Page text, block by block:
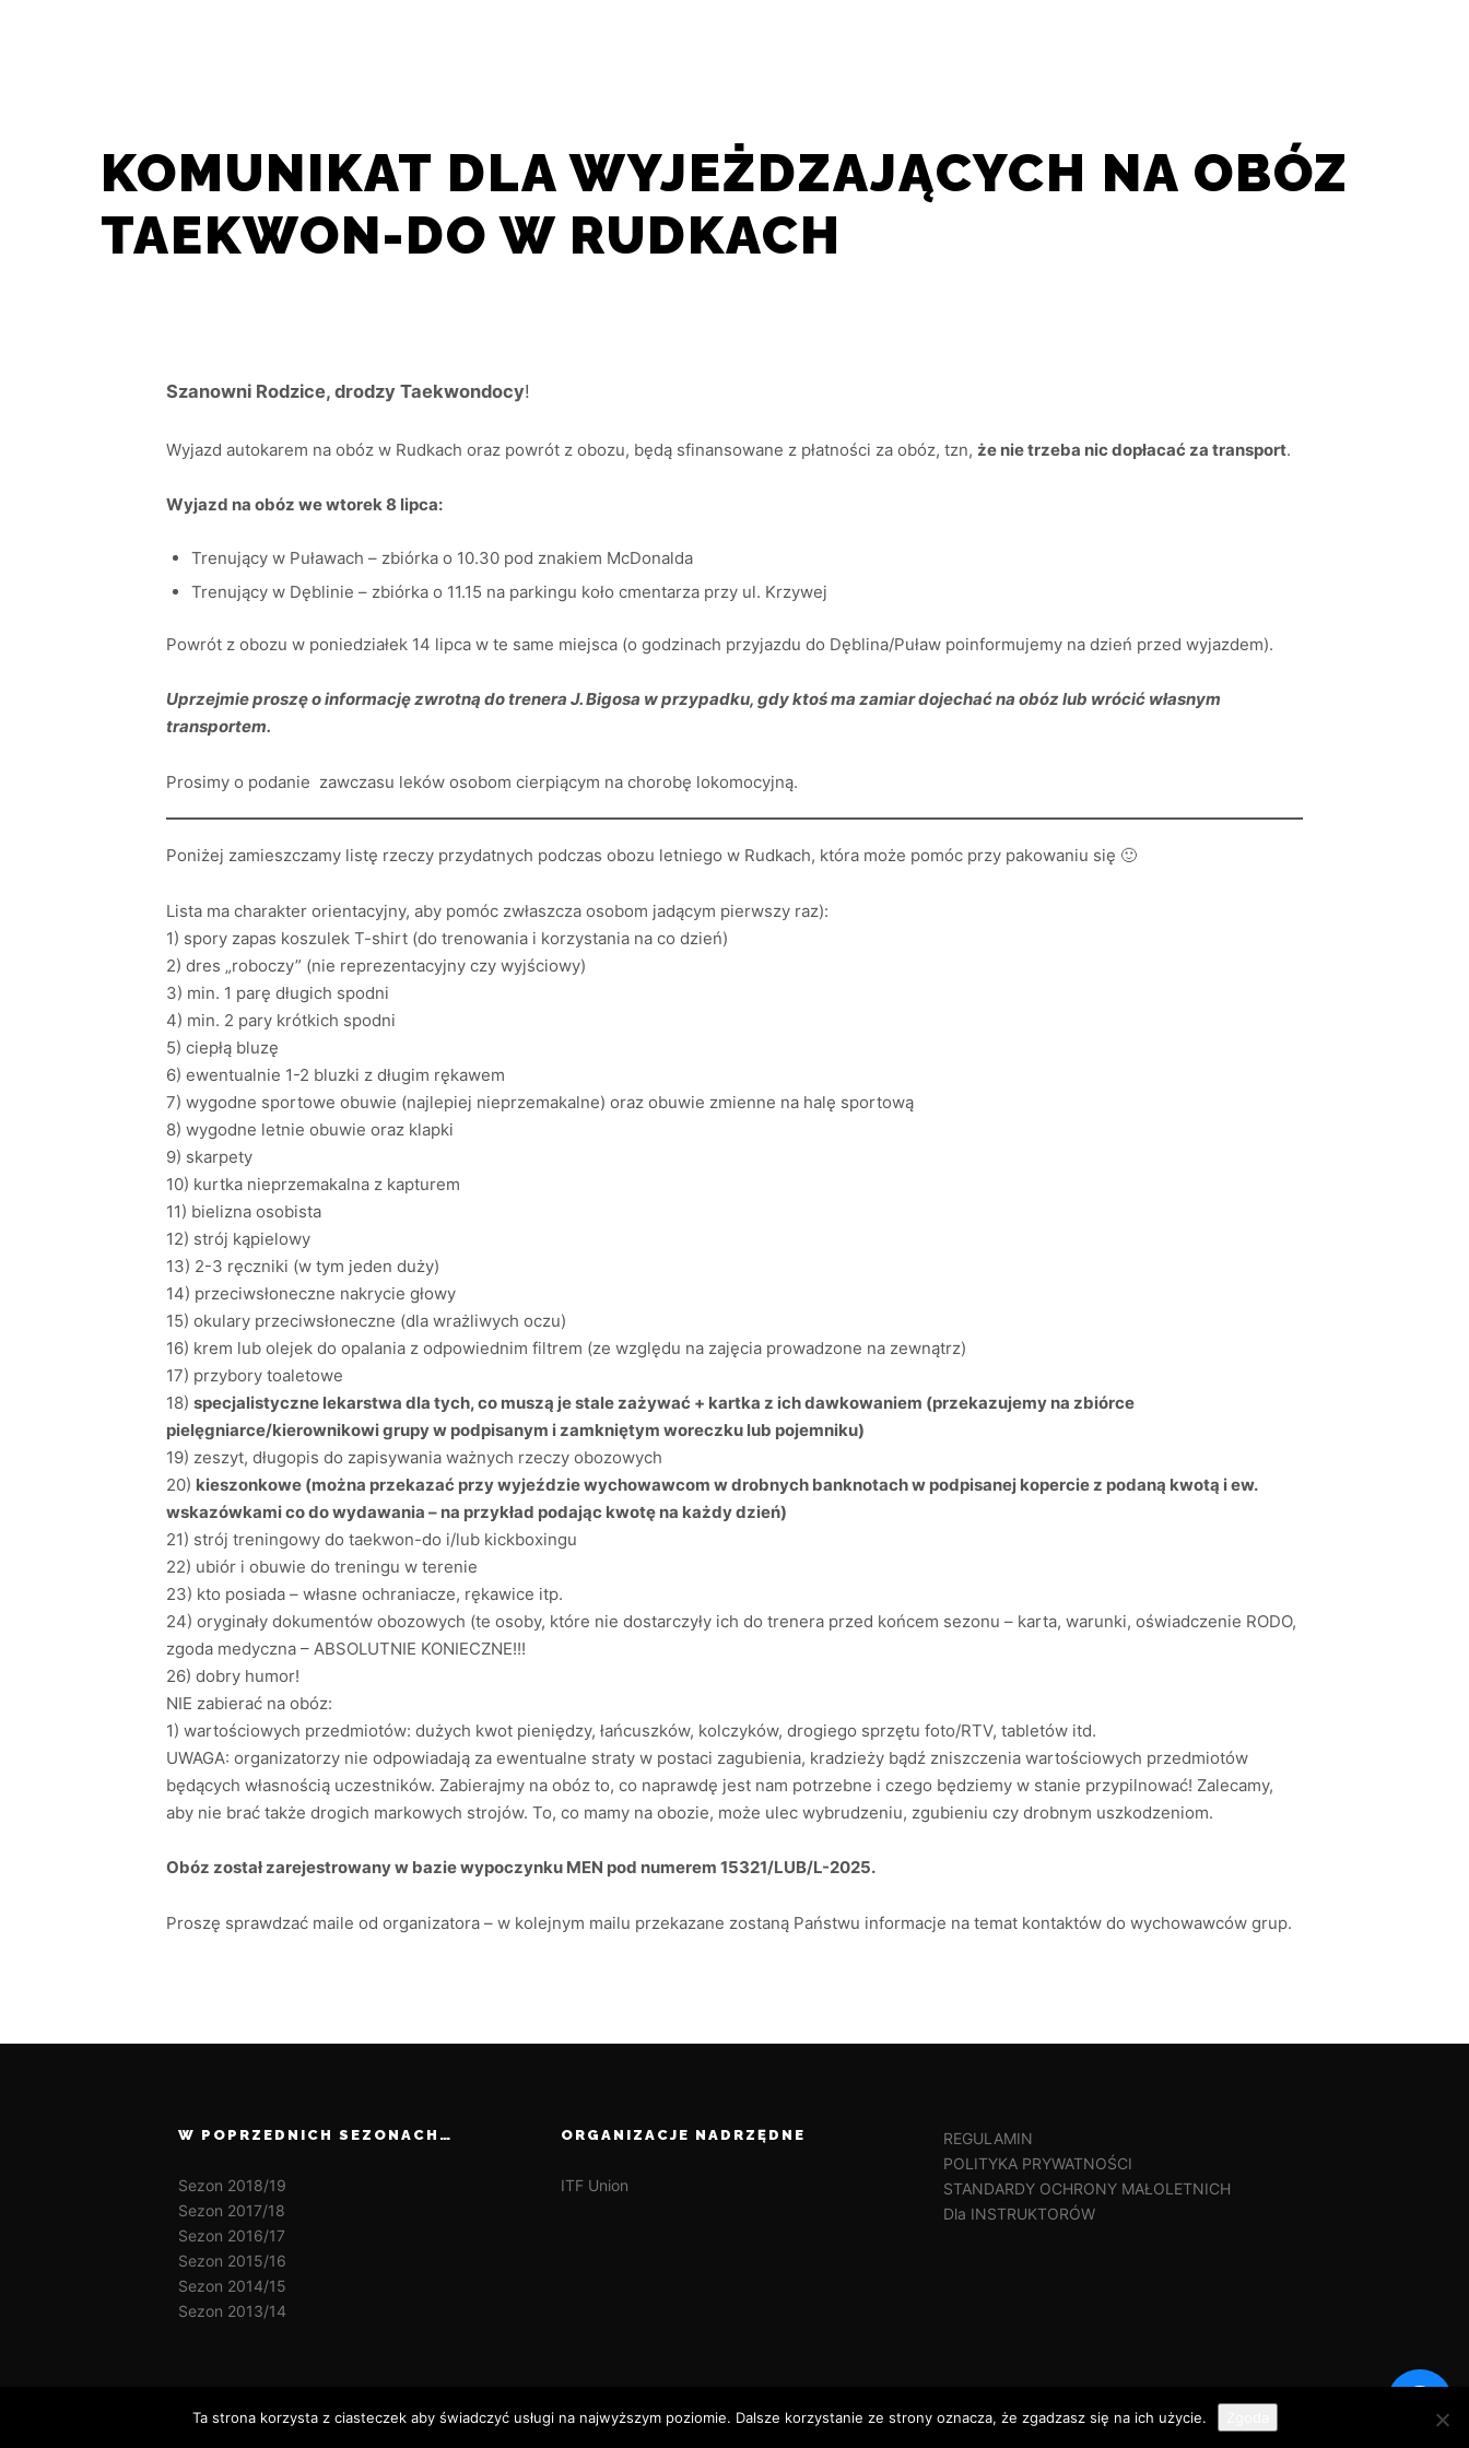
KOMUNIKAT DLA WYJEŻDZAJĄCYCH NA OBÓZ
TAEKWON-DO W RUDKACH
Szanowni Rodzice, drodzy Taekwondocy!
Wyjazd autokarem na obóz w Rudkach oraz powrót z obozu, będą sfinansowane z płatności za obóz, tzn, że nie trzeba nic dopłacać za transport.
Wyjazd na obóz we wtorek 8 lipca:
Trenujący w Puławach – zbiórka o 10.30 pod znakiem McDonalda
Trenujący w Dęblinie – zbiórka o 11.15 na parkingu koło cmentarza przy ul. Krzywej
Powrót z obozu w poniedziałek 14 lipca w te same miejsca (o godzinach przyjazdu do Dęblina/Puław poinformujemy na dzień przed wyjazdem).
Uprzejmie proszę o informację zwrotną do trenera J. Bigosa w przypadku, gdy ktoś ma zamiar dojechać na obóz lub wrócić własnym
transportem.
Prosimy o podanie zawczasu leków osobom cierpiącym na chorobę lokomocyjną.
Poniżej zamieszczamy listę rzeczy przydatnych podczas obozu letniego w Rudkach, która może pomóc przy pakowaniu się 🙂
Lista ma charakter orientacyjny, aby pomóc zwłaszcza osobom jadącym pierwszy raz):
1) spory zapas koszulek T-shirt (do trenowania i korzystania na co dzień)
2) dres „roboczy” (nie reprezentacyjny czy wyjściowy)
3) min. 1 parę długich spodni
4) min. 2 pary krótkich spodni
5) ciepłą bluzę
6) ewentualnie 1-2 bluzki z długim rękawem
7) wygodne sportowe obuwie (najlepiej nieprzemakalne) oraz obuwie zmienne na halę sportową
8) wygodne letnie obuwie oraz klapki
9) skarpety
10) kurtka nieprzemakalna z kapturem
11) bielizna osobista
12) strój kąpielowy
13) 2-3 ręczniki (w tym jeden duży)
14) przeciwsłoneczne nakrycie głowy
15) okulary przeciwsłoneczne (dla wrażliwych oczu)
16) krem lub olejek do opalania z odpowiednim filtrem (ze względu na zajęcia prowadzone na zewnątrz)
17) przybory toaletowe
18) specjalistyczne lekarstwa dla tych, co muszą je stale zażywać + kartka z ich dawkowaniem (przekazujemy na zbiórce
pielęgniarce/kierownikowi grupy w podpisanym i zamkniętym woreczku lub pojemniku)
19) zeszyt, długopis do zapisywania ważnych rzeczy obozowych
20) kieszonkowe (można przekazać przy wyjeździe wychowawcom w drobnych banknotach w podpisanej kopercie z podaną kwotą i ew.
wskazówkami co do wydawania – na przykład podając kwotę na każdy dzień)
21) strój treningowy do taekwon-do i/lub kickboxingu
22) ubiór i obuwie do treningu w terenie
23) kto posiada – własne ochraniacze, rękawice itp.
24) oryginały dokumentów obozowych (te osoby, które nie dostarczyły ich do trenera przed końcem sezonu – karta, warunki, oświadczenie RODO,
zgoda medyczna – ABSOLUTNIE KONIECZNE!!!
26) dobry humor!
NIE zabierać na obóz:
1) wartościowych przedmiotów: dużych kwot pieniędzy, łańcuszków, kolczyków, drogiego sprzętu foto/RTV, tabletów itd.
UWAGA: organizatorzy nie odpowiadają za ewentualne straty w postaci zagubienia, kradzieży bądź zniszczenia wartościowych przedmiotów
będących własnością uczestników. Zabierajmy na obóz to, co naprawdę jest nam potrzebne i czego będziemy w stanie przypilnować! Zalecamy,
aby nie brać także drogich markowych strojów. To, co mamy na obozie, może ulec wybrudzeniu, zgubieniu czy drobnym uszkodzeniom.
Obóz został zarejestrowany w bazie wypoczynku MEN pod numerem 15321/LUB/L-2025.
Proszę sprawdzać maile od organizatora – w kolejnym mailu przekazane zostaną Państwu informacje na temat kontaktów do wychowawców grup.
W POPRZEDNICH SEZONACH…
Sezon 2018/19
Sezon 2017/18
Sezon 2016/17
Sezon 2015/16
Sezon 2014/15
Sezon 2013/14
ORGANIZACJE NADRZĘDNE
ITF Union
REGULAMIN
POLITYKA PRYWATNOŚCI
STANDARDY OCHRONY MAŁOLETNICH
Dla INSTRUKTORÓW
Wszelkie prawa zastrzeżone Dęblińska Szkoła Taekwon-do
Ta strona korzysta z ciasteczek aby świadczyć usługi na najwyższym poziomie. Dalsze korzystanie ze strony oznacza, że zgadzasz się na ich użycie.